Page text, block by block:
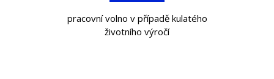
pracovní volno v případě kulatého
životního výročí